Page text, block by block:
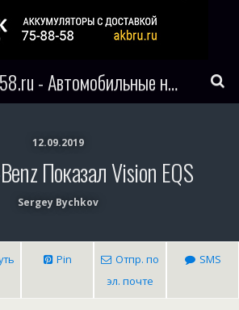
Autonews58.ru - Автомобильные новости Пензы и всего мира
12.09.2019
Показал Vision EQS
Sergey Bychkov
Pin
Отпр. по
эл. почте
SMS